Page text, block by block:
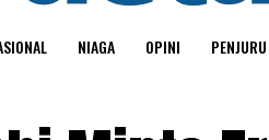
NIAGA OPINI PENJURU